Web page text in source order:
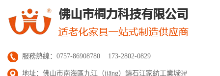
服務熱線：0757-86908780 173-2802-0829
地址：佛山市南海區九江（jiāng）鎮石江家紡工業城9#